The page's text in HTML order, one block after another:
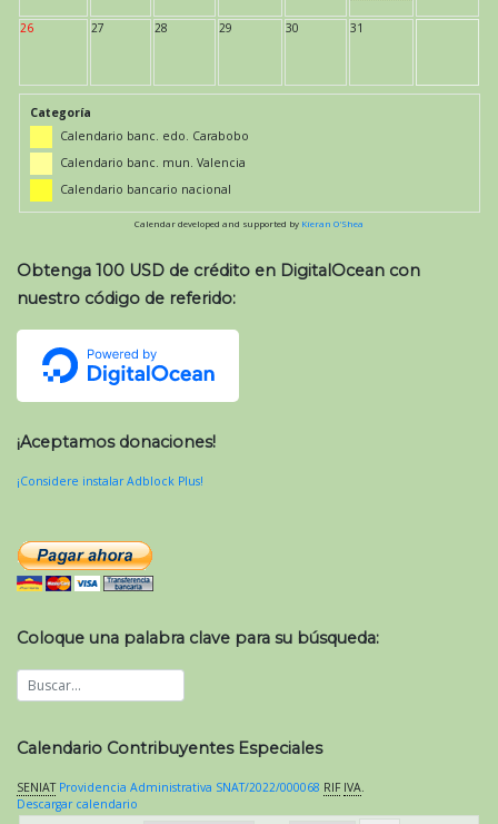
26 27 28 29 30 31
Categoría
Calendario banc. edo. Carabobo
Calendario banc. mun. Valencia
Calendario bancario nacional
Calendar developed and supported by Kieran O'Shea
Obtenga 100 USD de crédito en DigitalOcean con
nuestro código de referido:
¡Aceptamos donaciones!
¡Considere instalar Adblock Plus!
Coloque una palabra clave para su búsqueda:
Calendario Contribuyentes Especiales
SENIAT Providencia Administrativa SNAT/2022/000068 RIF IVA
Descargar calendario